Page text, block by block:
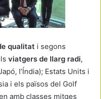
qualitat i segons
viatgers de llarg radi,
l’Índia); Estats Units i
i els països del Golf
amb classes mitges